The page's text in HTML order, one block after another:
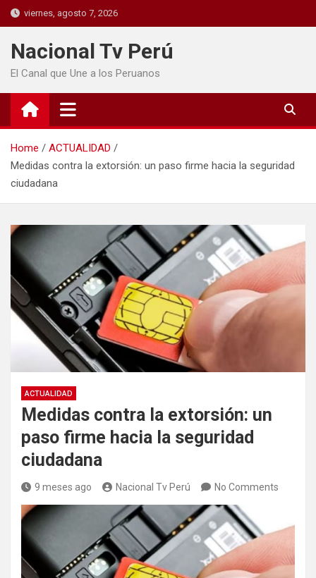
viernes, agosto 7, 2026
Nacional Tv Perú
El Canal que Une a los Peruanos
Home
ACTUALIDAD
Medidas contra la extorsión: un paso firme hacia la seguridad
ciudadana
ACTUALIDAD
Medidas contra la extorsión: un
paso firme hacia la seguridad
ciudadana
9 meses ago Nacional Tv Perú No Comments